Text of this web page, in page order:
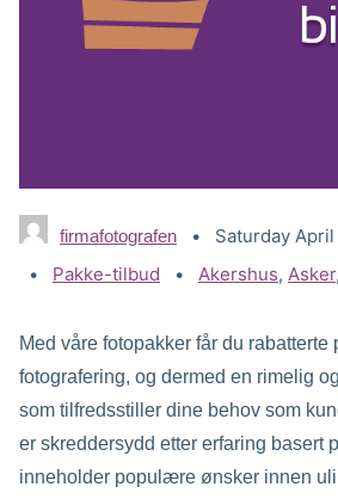
firmafotografen
Saturday
Categories:
Pakke-tilbud Tags:
Akershus, Asker,
Med våre fotopakker får du rabatterte
fotografering, og dermed en rimelig
som tilfredsstiller dine behov som
er skreddersydd etter erfaring basert
inneholder populære ønsker innen